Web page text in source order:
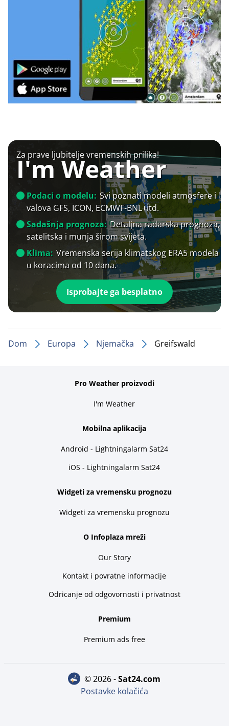
Za prave ljubitelje vremenskih prilika!
I'm Weather
Podaci o modelu: Svi poznati modeli atmosfere i
valova GFS, ICON, ECMWF-BNL+itd.
Sadašnja prognoza: Detaljna radarska prognoza,
satelitska i munja širom svijeta.
Klima: Vremenska serija klimatskog ERA5 modela
u koracima od 10 dana.
Isprobajte ga besplatno
Dom Europa Njemačka Greifswald
Pro Weather proizvodi
I'm Weather
Mobilna aplikacija
Android - Lightningalarm Sat24
iOS - Lightningalarm Sat24
Widgeti za vremensku prognozu
Widgeti za vremensku prognozu
O Infoplaza mreži
Our Story
Kontakt i povratne informacije
Odricanje od odgovornosti i privatnost
Premium
Premium ads free
© 2026 - sat24.com
Postavke kolačića